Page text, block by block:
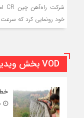
خود رونمایی کرد که سرعت آن بین ۴۰۰ تا ۴۵۰ کیلومتر
VOD بخش ویدیو
30 آگوست 2024 - 17:00